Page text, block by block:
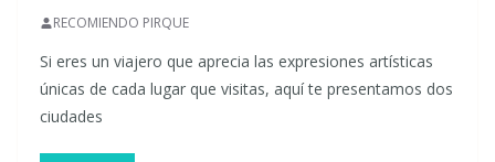
RECOMIENDO PIRQUE
Si eres un viajero que aprecia las expresiones artísticas
únicas de cada lugar que visitas, aquí te presentamos dos
ciudades